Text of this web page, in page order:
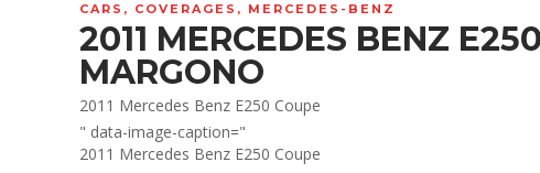
CARS , COVERAGES , MERCEDES-BENZ
2011 MERCEDES BENZ
MARGONO
2011 Mercedes Benz E250 Coupe
" data-image-caption="
2011 Mercedes Benz E250 Coupe